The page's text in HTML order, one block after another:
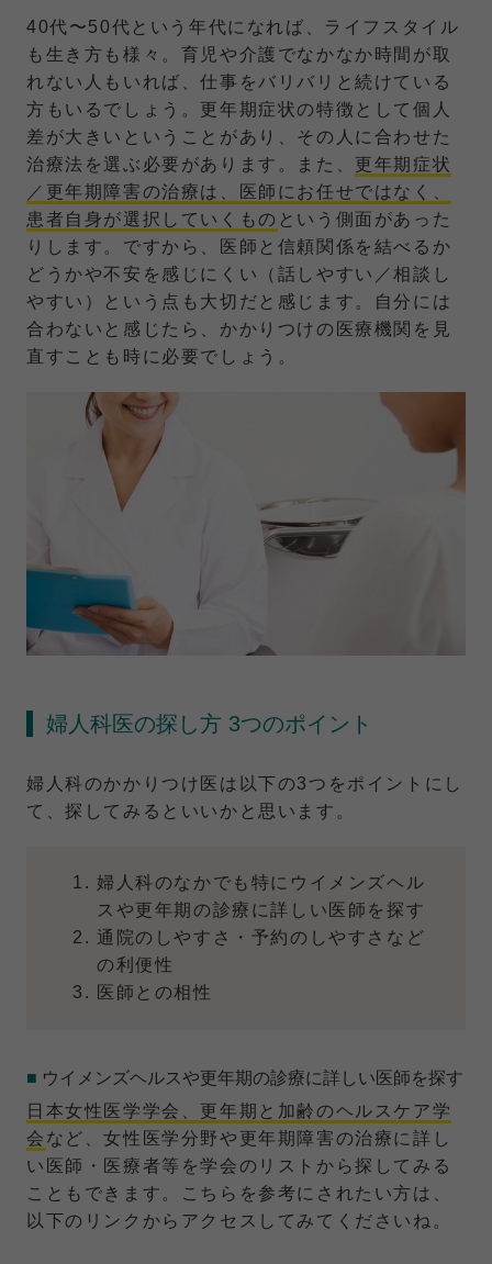
40代〜50代という年代になれば、ライフスタイル
も生き方も様々。育児や介護でなかなか時間が取
れない人もいれば、仕事をバリバリと続けている
方もいるでしょう。更年期症状の特徴として個人
差が大きいということがあり、その人に合わせた
治療法を選ぶ必要があります。また、 更年期症状
／更年期障害の治療は、医師にお任せではなく、
患者自身が選択していくもの という側面があった
りします。ですから、医師と信頼関係を結べるか
どうかや不安を感じにくい（話しやすい／相談し
やすい）という点も大切だと感じます。自分には
合わないと感じたら、かかりつけの医療機関を見
直すことも時に必要でしょう。
婦人科医の探し方 3つのポイント
婦人科のかかりつけ医は以下の3つをポイントにし
て、探してみるといいかと思います。
婦人科のなかでも特にウイメンズヘル
スや更年期の診療に詳しい医師を探す
通院のしやすさ・予約のしやすさなど
の利便性
医師との相性
■ ウイメンズヘルスや更年期の診療に詳しい医師を探す
日本女性医学学会、更年期と加齢のヘルスケア学
会 など、女性医学分野や更年期障害の治療に詳し
い医師・医療者等を学会のリストから探してみる
こともできます。こちらを参考にされたい方は、
以下のリンクからアクセスしてみてくださいね。